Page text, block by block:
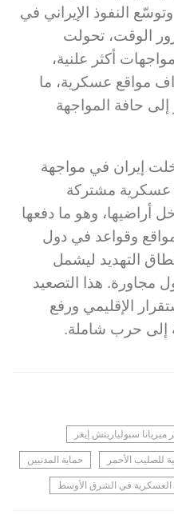
النفوذ الإيراني في
الوقت، تحولت
أكثر علنية،
مواقع عسكرية، ما
حافة المواجهة
إيران في مواجهة
عسكرية مشتركة
أراضيها، وهو ما دفعها
وقواعد في دول
التهديد ليشمل
مجاورة. هذا التصعيد
الإقليمي ورفع
إلى حرب شاملة.
سبولياريتش إيغر
للصليب الأحمر حماية المدنيين
العسكرية في الشرق الأوسط